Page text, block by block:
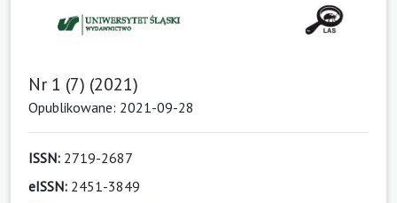
Nr 1 (7) (2021)
Opublikowane: 2021-09-28
ISSN: 2719-2687
eISSN: 2451-3849